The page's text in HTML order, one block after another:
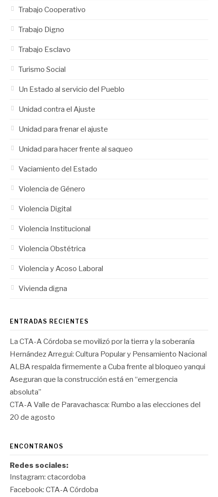
Trabajo Cooperativo
Trabajo Digno
Trabajo Esclavo
Turismo Social
Un Estado al servicio del Pueblo
Unidad contra el Ajuste
Unidad para frenar el ajuste
Unidad para hacer frente al saqueo
Vaciamiento del Estado
Violencia de Género
Violencia Digital
Violencia Institucional
Violencia Obstétrica
Violencia y Acoso Laboral
Vivienda digna
ENTRADAS RECIENTES
La CTA-A Córdoba se movilizó por la tierra y la soberanía
Hernández Arregui: Cultura Popular y Pensamiento Nacional
ALBA respalda firmemente a Cuba frente al bloqueo yanqui
Aseguran que la construcción está en “emergencia
absoluta”
CTA-A Valle de Paravachasca: Rumbo a las elecciones del
20 de agosto
ENCONTRANOS
Redes sociales:
Instagram: ctacordoba
Facebook: CTA-A Córdoba